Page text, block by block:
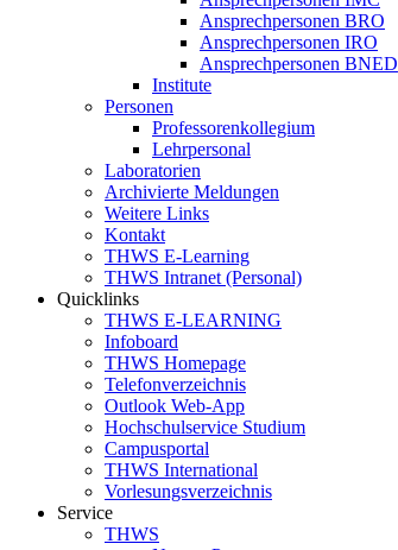
Ansprechpersonen BRO
Ansprechpersonen IRO
Ansprechpersonen BNED
Institute
Personen
Professorenkollegium
Lehrpersonal
Laboratorien
Archivierte Meldungen
Weitere Links
Kontakt
THWS E-Learning
THWS Intranet (Personal)
Quicklinks
THWS E-LEARNING
Infoboard
THWS Homepage
Telefonverzeichnis
Outlook Web-App
Hochschulservice Studium
Campusportal
THWS International
Vorlesungsverzeichnis
Service
THWS